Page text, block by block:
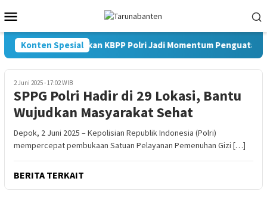
ke
kontenMobile
Konten SpesialPelantikan KBPP Polri Jadi Momentum Penguatan
2 Juni 2025 - 17:02 WIB
SPPG Polri Hadir di 29 Lokasi, Bantu
Wujudkan Masyarakat Sehat
Depok, 2 Juni 2025 – Kepolisian Republik Indonesia (Polri)
mempercepat pembukaan Satuan Pelayanan Pemenuhan Gizi […]
BERITA TERKAIT